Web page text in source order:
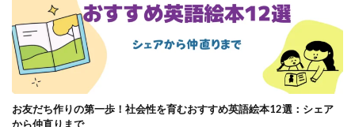
お友だち作りの第一歩！社会性を育むおすすめ英語絵本12選：シェア
から仲直りまで